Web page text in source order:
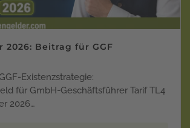
2026: Beitrag für GGF
Existenzstrategie:
für GmbH-Geschäftsführer Tarif TL4
2026…